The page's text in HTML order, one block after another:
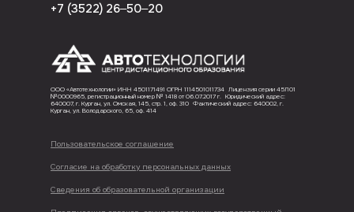
ООО «‎Автотехнологии» ИНН 4501171491 ОГРН 1114501011734 Лицензия серии 45Л01
№0000965, регистрационный номер № 1418 от 06.07.2017 г. Юридический адрес:
640007, г. Курган, ул. Омская, 145, стр. 1, оф. 310 Фактический адрес: 640002, г.
Курган, ул. Володарского, 65, оф. 414
+7 (3522) 26‒50‒20
Пользовательское соглашение
Согласие на обработку персональных данных
Сведения об образовательной организации